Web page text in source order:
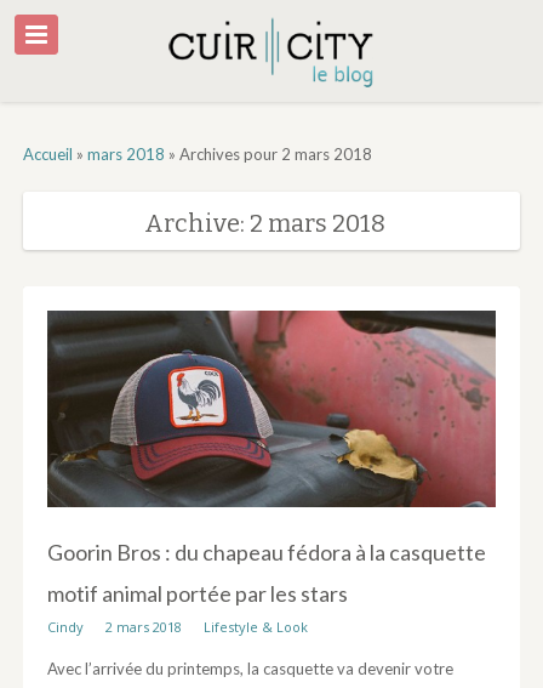
Accueil » mars 2018 » Archives pour 2 mars 2018
Archive: 2 mars 2018
Goorin Bros : du chapeau fédora à la casquette
motif animal portée par les stars
Cindy 2 mars 2018 Lifestyle & Look
Avec l’arrivée du printemps, la casquette va devenir votre